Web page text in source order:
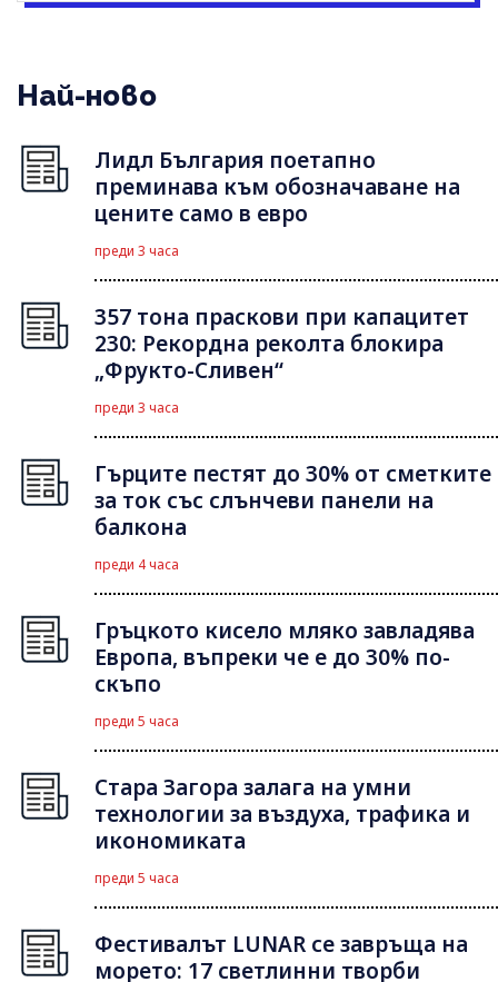
Най-ново
Лидл България поетапно
преминава към обозначаване на
цените само в евро
преди 3 часа
357 тона праскови при капацитет
230: Рекордна реколта блокира
„Фрукто-Сливен“
преди 3 часа
Гърците пестят до 30% от сметките
за ток със слънчеви панели на
балкона
преди 4 часа
Гръцкото кисело мляко завладява
Европа, въпреки че е до 30% по-
скъпо
преди 5 часа
Стара Загора залага на умни
технологии за въздуха, трафика и
икономиката
преди 5 часа
Фестивалът LUNAR се завръща на
морето: 17 светлинни творби